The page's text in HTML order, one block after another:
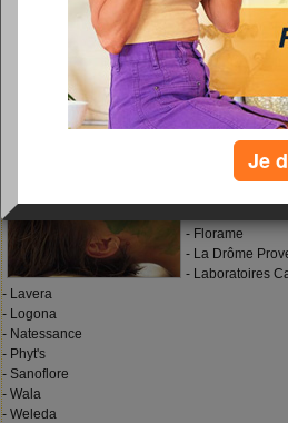
Les acteurs de la
Les acteurs de
Les principaux
cosmétiques
- Florame
- La Drôme
- Laboratoires
- Lavera
- Logona
- Natessance
- Phyt's
- Sanoflore
- Wala
- Weleda
Je